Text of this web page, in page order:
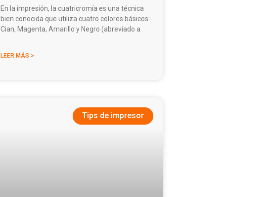
En la impresión, la cuatricromía es una técnica
bien conocida que utiliza cuatro colores básicos:
Cian, Magenta, Amarillo y Negro (abreviado a
LEER MÁS >
Tips de impresor